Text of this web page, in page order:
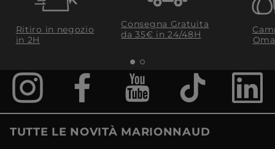
Ritiro in negozio
in 2H
Consegna Gratuita
da 35€​ in 24/48H
TUTTE LE NOVITÀ MARIONNAUD